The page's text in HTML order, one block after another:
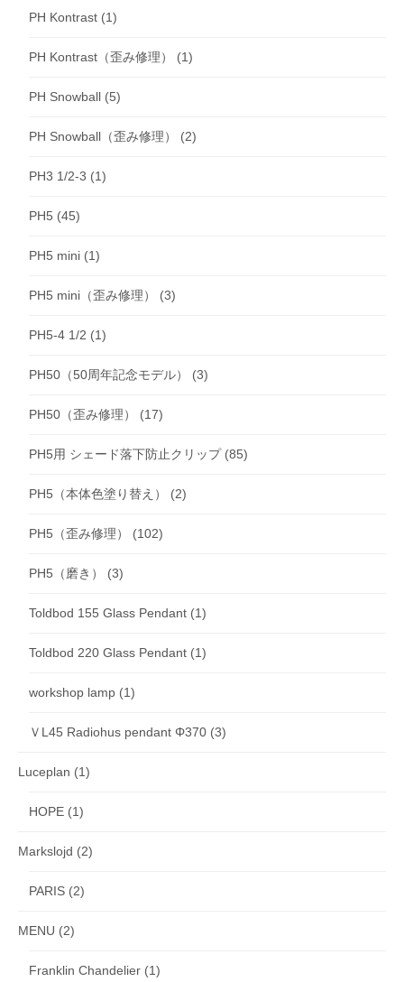
PH Kontrast (1)
PH Kontrast（歪み修理） (1)
PH Snowball (5)
PH Snowball（歪み修理） (2)
PH3 1/2-3 (1)
PH5 (45)
PH5 mini (1)
PH5 mini（歪み修理） (3)
PH5-4 1/2 (1)
PH50（50周年記念モデル） (3)
PH50（歪み修理） (17)
PH5用 シェード落下防止クリップ(85)
PH5（本体色塗り替え） (2)
PH5（歪み修理） (102)
PH5（磨き） (3)
Toldbod 155 Glass Pendant (1)
Toldbod 220 Glass Pendant (1)
workshop lamp (1)
ＶL45 Radiohus pendant Φ370 (3)
Luceplan (1)
HOPE (1)
Markslojd (2)
PARIS (2)
MENU (2)
Franklin Chandelier (1)